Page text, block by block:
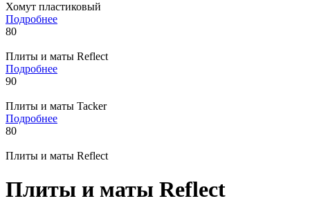
Хомут пластиковый
Подробнее
80
Плиты и маты Reflect
Подробнее
90
Плиты и маты Tacker
Подробнее
80
Плиты и маты Reflect
Плиты и маты Reflect